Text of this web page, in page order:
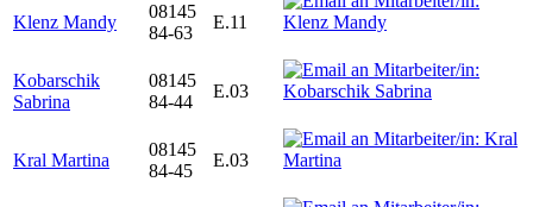
Klenz Mandy
08145
84-63
E.11
Kobarschik
Sabrina
08145
84-44
E.03
Kral Martina
08145
84-45
E.03